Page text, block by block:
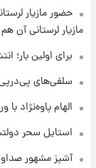
حضور مازیار
مازیار لرستانی آن
برای اولین بار؛
سلفی‌های
الهام پاوه‌نژاد
استایل سحر
آشپز مشهور